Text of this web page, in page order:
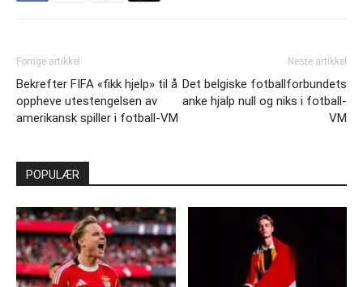
Forrige artikkel
Bekrefter FIFA «fikk hjelp» til å
oppheve utestengelsen av
amerikansk spiller i fotball-VM
Neste artikkel
Det belgiske fotballforbundets
anke hjalp null og niks i fotball-
VM
POPULÆR